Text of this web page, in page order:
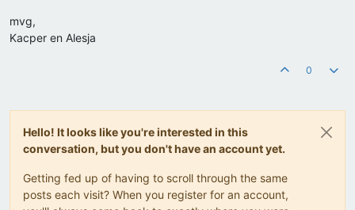
mvg,
Kacper en Alesja
0
Hello! It looks like you're interested in this
conversation, but you don't have an account yet.
Getting fed up of having to scroll through the same
posts each visit? When you register for an account,